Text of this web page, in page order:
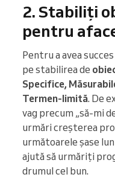
2. Stabiliți
pentru
Pentru a avea
pe stabilirea de
Specifice,
Termen-limită. De
vag precum „să-mi
urmări creșterea
următoarele șase
ajută să urmăriți
drumul cel bun.